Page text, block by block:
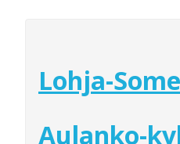
Lohja-
Aulanko-